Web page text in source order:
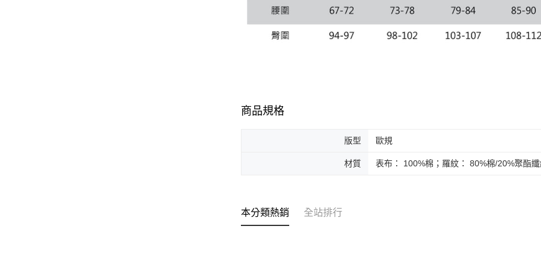
商品規格
版型 歐規
材質 表布： 100%棉；羅紋： 80%棉/20%聚酯
本分類熱銷 全站排行